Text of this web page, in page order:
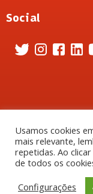
Social
Usamos cookies
mais relevante,
repetidas. Ao
de todos os
Configurações